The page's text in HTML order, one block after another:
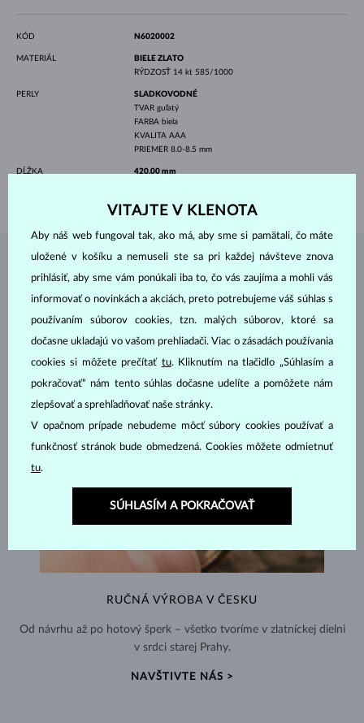
KÓD N6020002
MATERIÁL
BIELE ZLATO
RÝDZOSŤ 14 kt 585/1000
PERLY
SLADKOVODNÉ
TVAR guľatý
FARBA biela
KVALITA AAA
PRIEMER 8.0-8.5 mm
DĹŽKA 420.00 mm
RUČNÁ VÝROBA V ČESKU
Od návrhu až po hotový šperk – všetko tvoríme v zlatníckej dielni
v srdci starej Prahy.
NAVŠTIVTE NÁS >
VITAJTE V KLENOTA
Aby náš web fungoval tak, ako má, aby sme si pamätali, čo máte
uložené v košíku a nemuseli ste sa pri každej návšteve znova
prihlásiť, aby sme vám ponúkali iba to, čo vás zaujíma a mohli vás
informovať o novinkách a akciách, preto potrebujeme váš súhlas s
používaním súborov cookies, tzn. malých súborov, ktoré sa
dočasne ukladajú vo vašom prehliadači. Viac o zásadách používania
cookies si môžete prečítať tu. Kliknutím na tlačidlo „Súhlasím a
pokračovať“ nám tento súhlas dočasne udelíte a pomôžete nám
zlepšovať a sprehľadňovať naše stránky.
V opačnom prípade nebudeme môcť súbory cookies používať a
funkčnosť stránok bude obmedzená. Cookies môžete odmietnuť
tu.
SÚHLASÍM A POKRAČOVAŤ